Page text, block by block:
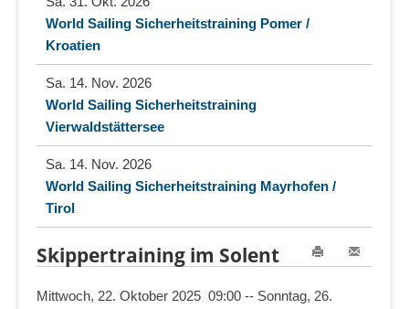
World Sailing Sicherheitstraining Pomer /
Kroatien
Sa. 14. Nov. 2026
World Sailing Sicherheitstraining
Vierwaldstättersee
Sa. 14. Nov. 2026
World Sailing Sicherheitstraining Mayrhofen /
Tirol
Skippertraining im Solent
Mittwoch, 22. Oktober 2025 09:00 -- Sonntag, 26.